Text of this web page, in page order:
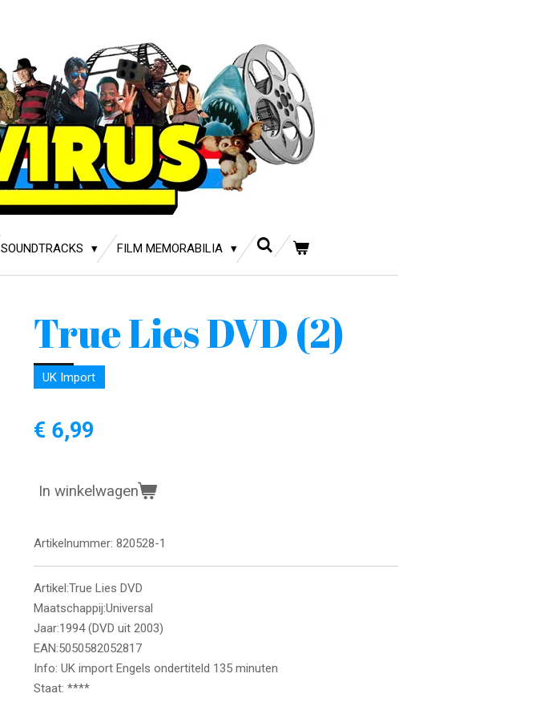
SOUNDTRACKS FILM MEMORABILIA
True Lies DVD (2)
UK Import
€ 6,99
In winkelwagen
Artikelnummer: 820528-1
Artikel:True Lies DVD
Maatschappij:Universal
Jaar:1994 (DVD uit 2003)
EAN:5050582052817
Info: UK import Engels ondertiteld 135 minuten
Staat: ****